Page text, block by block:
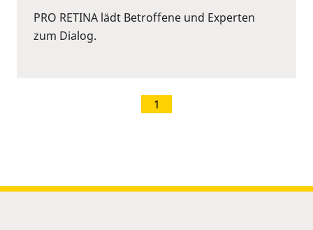
PRO RETINA lädt Betroffene und Experten
zum Dialog.
1